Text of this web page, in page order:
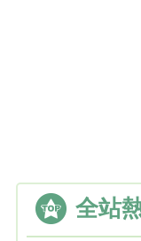
全站